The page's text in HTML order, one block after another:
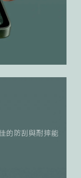
的防刮與耐摔能